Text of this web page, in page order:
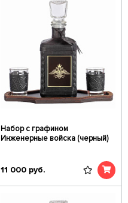
Набор с графином
Инженерные войска (черный)
11 000 руб.